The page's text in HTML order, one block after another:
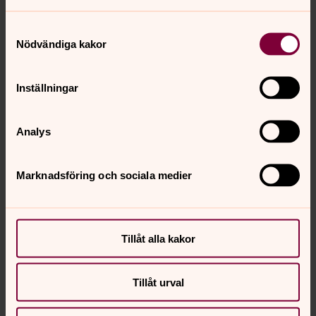
Nödvändiga kakor
Inställningar
Analys
Marknadsföring och sociala medier
Tillåt alla kakor
Tillåt urval
04:35
Spela
13. Från evighet Tenor